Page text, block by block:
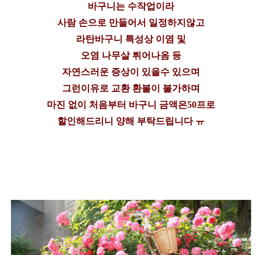
바구니는 수작업이라
사람 손으로 만들어서 일정하지않고
라탄바구니 특성상 이염 및
오염 나무살 튀어나옴 등
자연스러운 증상이 있을수 있으며
그런이유로 교환 환불이 불가하며
마진 없이 처음부터 바구니 금액은50프로
할인해드리니 양해 부탁드립니다 ㅠ